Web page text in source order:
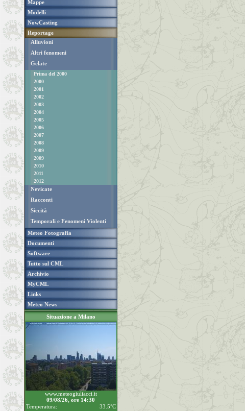
Mappe
Modelli
NowCasting
Reportage
Alluvioni
Altri fenomeni
Gelate
Prima del 2000
2000
2001
2002
2003
2004
2005
2006
2007
2008
2009
2009
2010
2011
2012
Nevicate
Racconti
Siccità
Temporali e Fenomeni Violenti
Meteo Fotografia
Documenti
Software
Tutto sul CML
Archivio
MyCML
Links
Meteo News
Situazione a Milano
www.meteogiuliacci.it
09/08/26, ore 14:30
Temperatura:
33.5°C